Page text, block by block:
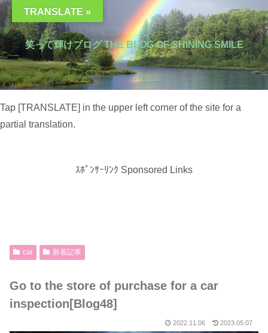
笑って輝けブログ THE BLOG OF SHINING SMILE
Tap [TRANSLATE] in the upper left corner of the site for a
partial translation.
ｽﾎﾟﾝｻｰﾘﾝｸ Sponsored Links
car 新着記事
Go to the store of purchase for a car
inspection[Blog48]
2022.11.06 2023.05.07
TRANSLATE »